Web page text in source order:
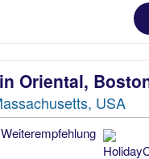
Oriental,
USA